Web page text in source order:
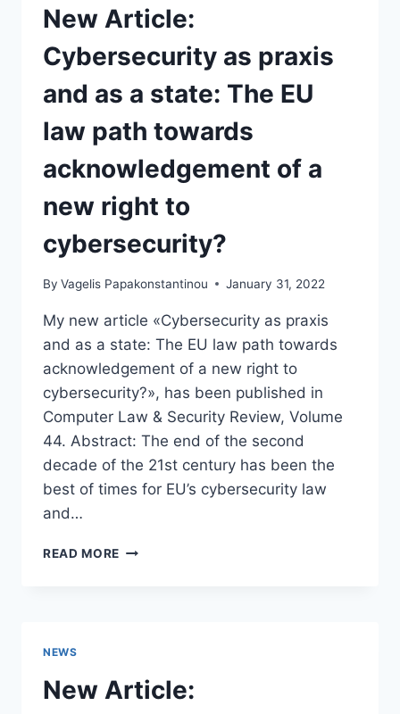
New Article:
Cybersecurity as praxis
and as a state: The EU
law path towards
acknowledgement of a
new right to
cybersecurity?
By Vagelis Papakonstantinou January 31, 2022
My new article «Cybersecurity as praxis
and as a state: The EU law path towards
acknowledgement of a new right to
cybersecurity?», has been published in
Computer Law & Security Review, Volume
44. Abstract: The end of the second
decade of the 21st century has been the
best of times for EU’s cybersecurity law
and…
READ MORE NEW
STATE:
NEWS
New Article: